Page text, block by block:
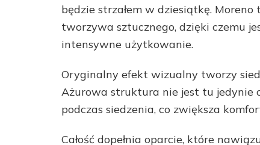
będzie strzałem w dziesiątkę. Moreno
tworzywa sztucznego, dzięki czemu
intensywne użytkowanie.
Oryginalny efekt wizualny tworzy
Ażurowa struktura nie jest tu jedynie
podczas siedzenia, co zwiększa
Całość dopełnia oparcie, które